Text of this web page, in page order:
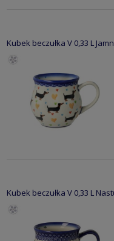
Kubek beczułka V 0,33 L
Kubek beczułka V 0,33 L